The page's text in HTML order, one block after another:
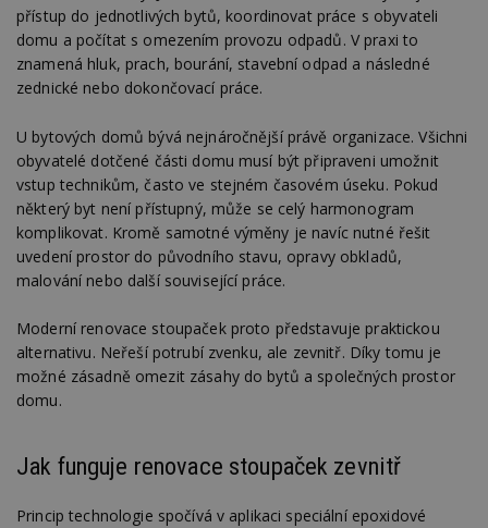
přístup do jednotlivých bytů, koordinovat práce s obyvateli
domu a počítat s omezením provozu odpadů. V praxi to
znamená hluk, prach, bourání, stavební odpad a následné
zednické nebo dokončovací práce.
U bytových domů bývá nejnáročnější právě organizace. Všichni
obyvatelé dotčené části domu musí být připraveni umožnit
vstup technikům, často ve stejném časovém úseku. Pokud
některý byt není přístupný, může se celý harmonogram
komplikovat. Kromě samotné výměny je navíc nutné řešit
uvedení prostor do původního stavu, opravy obkladů,
malování nebo další související práce.
Moderní renovace stoupaček proto představuje praktickou
alternativu. Neřeší potrubí zvenku, ale zevnitř. Díky tomu je
možné zásadně omezit zásahy do bytů a společných prostor
domu.
Jak funguje renovace stoupaček zevnitř
Princip technologie spočívá v aplikaci speciální epoxidové